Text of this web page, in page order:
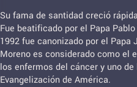
Su fama de santidad creció
Fue beatificado por el Papa
1992 fue canonizado por el Papa
Moreno es considerado como el
los enfermos del cáncer y uno
Evangelización de América.